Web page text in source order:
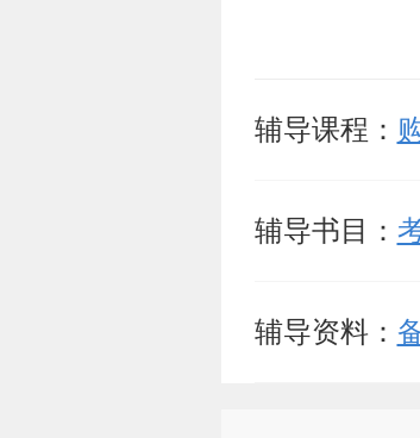
辅导课程：
辅导书目：
辅导资料：